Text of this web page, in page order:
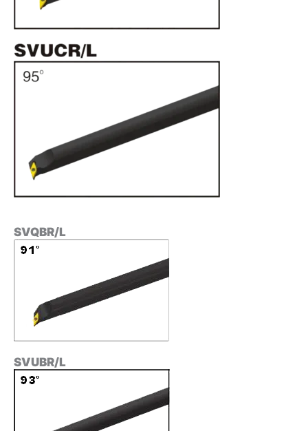
SVQBR/L
SVUBR/L